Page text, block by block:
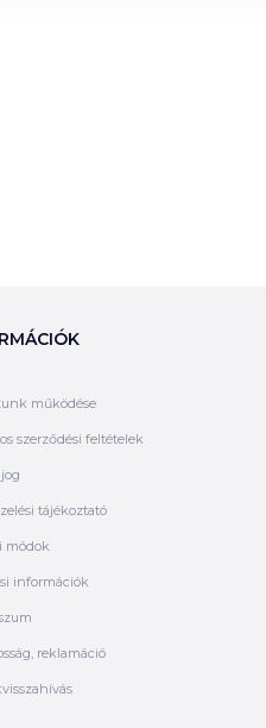
működése
szerződési feltételek
tájékoztató
módok
információk
reklamáció